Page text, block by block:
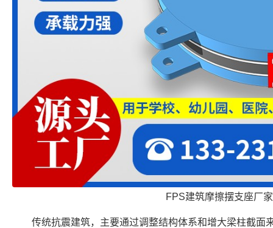
FPS建筑摩擦摆支座厂家
传统抗震建筑，主要通过调整结构体系和增大梁柱截面